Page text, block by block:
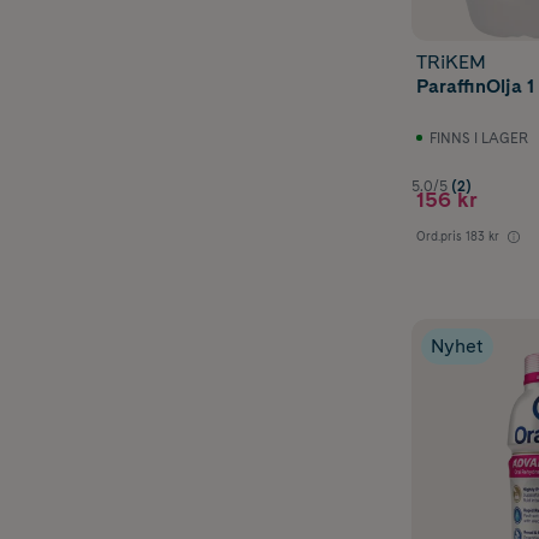
TRiKEM
ParaffinOlja
FINNS I LAGER
5.0/5 (2)
156 kr
Ord.pris 183 kr
Nyhet